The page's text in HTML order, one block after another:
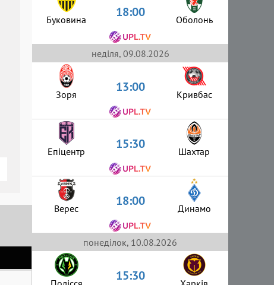
Буковина 18:00 Оболонь
неділя, 09.08.2026
Зоря 13:00 Кривбас
Епіцентр 15:30 Шахтар
Верес 18:00 Динамо
понеділок, 10.08.2026
15:30